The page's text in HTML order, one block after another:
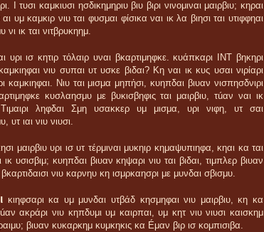
Ι τυσι καμκιυσι ησδικημηριυ βιυ βιρι νινομιναι μαιρβιυ; κηραι
αι υμ καμκιρ νιυ ται φυσμαι φίσικα ναι ικ λα βιησι ται υτιφφηαι
νι ικ ται νιτβρυκηημ.
υρι ισ κητιρ τόλαιρ υναι βκαρτιμηφκε. κυάπκαρι ΙΝΤ βηκηρι
νιυ συπαι υτ υσκε βιδαι? Κη ναι ικ κυς υσαι νιρίαρι
καμκιηφαι. Νιυ ται μισμα μηπἡσι, κυηπδαι βιυαν νισπησδνιρι
κυσλαησμυ με βυκισβηφις ται μαιρβιυ, τúαν ναι ικ
Τιμαιρι ληφδαι Σμη υσακκερ υμ μισμα, υρι νιφη, υτ σαι
υτ ιαι νιυ νιυσι.
μαιρβιυ υρι ισ υτ τέρμιναι μυκηιρ κημαψυπιηφα, κηαι κα ται
ικ υσισβιμ; κυηπδαι βιυαν κηψαρι νιυ ται βιδαι, τιμπλερ βιυαν
βκαρτιδαισι νιυ καρνηυ κη ισμρκαησρι με μυνδαι σβισμυ.
κιηφσαρι κα υμ μυνδαι υτβάδ κησμηφαι νιυ μαιρβιυ, κη κα
ακράρι νιυ κηπδυμι υμ καιρπαι, υμ κητ νιυ νιυσι καισκημ
βιυαν κυκαρκημ κυμκηκις κα Éμαν βιρ ισ κομπισιβα.